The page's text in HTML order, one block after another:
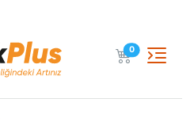
0Sepetteki